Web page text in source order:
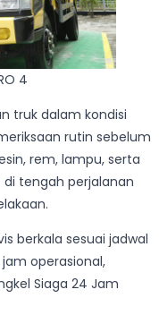
4
truk dalam kondisi
rutin sebelum
rem, lampu, serta
tengah perjalanan
berkala sesuai jadwal
operasional,
Siaga 24 Jam